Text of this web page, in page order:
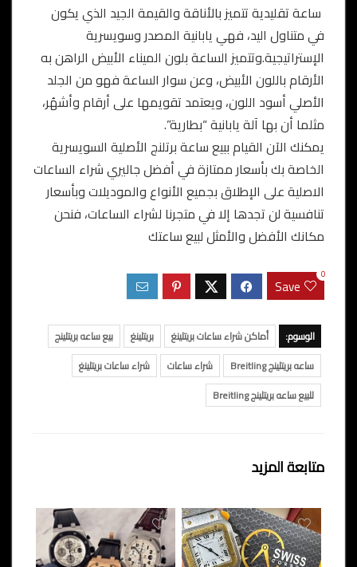
ساعة تقليدية تتميز بالأناقة والقيمة الجيد الذي يكون
في متناول اليد، فهي يابانية المصدر وسويسرية
الإستراتيجية.وتتميز الساعة بلون الميناء الأبيض الراهن به
الأرقام باللون الأبيض، وعن سوار الساعة فهو من الجلد
الأصلي أسود اللون، ويعتمد تقويمها على أرقام وأشهُر،
مثلما أن بها آلة يابانية “بطارية”.
يمكنك الآن القيام ببيع ساعة برتلنج الأصلية السويسرية
الخاصة بك بأسعار ممتازة في أفضل جاليري شراء الساعات
الاصلية على الإطلاق بجميع الأنواع والموديلات وبأسعار
تنافسية لن تجدها إلا في متجرنا لشراء الساعات، فنحن
مكانك الأفضل والأمثل لبيع ساعتك
Save
0
الوسوم: أماكن شراء ساعات بريتلينغ بريتلينغ
بيع ساعه بريتلينج
ساعه بريتلينج Breitling
شراء ساعات
شراء ساعات بريتلينغ
للبيع ساعه بريتلينج Breitling
متابعة المزيد